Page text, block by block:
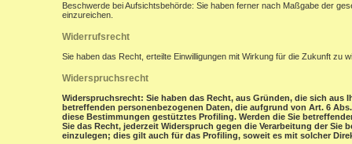
Beschwerde bei Aufsichtsbehörde: Sie haben ferner nach Maßgabe der
einzureichen.
Widerrufsrecht
Sie haben das Recht, erteilte Einwilligungen mit Wirkung für die Zukunft zu
Widerspruchsrecht
Widerspruchsrecht: Sie haben das Recht, aus Gründen, die sich aus
betreffenden personenbezogenen Daten, die aufgrund von Art. 6
diese Bestimmungen gestütztes Profiling. Werden die Sie
Sie das Recht, jederzeit Widerspruch gegen die Verarbeitung der
einzulegen; dies gilt auch für das Profiling, soweit es mit solcher